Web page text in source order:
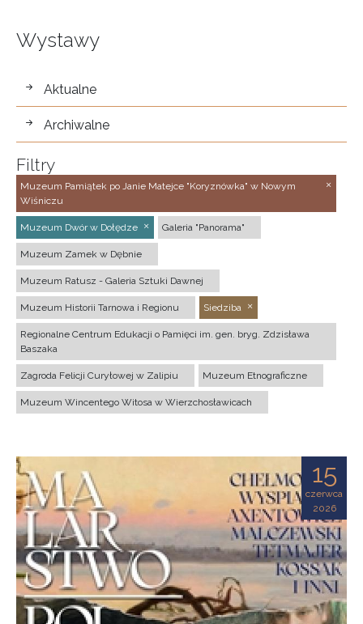
Wystawy
wystawy
Aktualne
Archiwalne
Filtry
Muzeum Pamiątek po Janie Matejce "Koryznówka" w Nowym
Wiśniczu
Muzeum Dwór w Dołędze Galeria "Panorama"
Muzeum Zamek w Dębnie
Muzeum Ratusz - Galeria Sztuki Dawnej
Muzeum Historii Tarnowa i Regionu Siedziba
Regionalne Centrum Edukacji o Pamięci im. gen. bryg. Zdzisława
Baszaka
Zagroda Felicji Curyłowej w Zalipiu Muzeum Etnograficzne
Muzeum Wincentego Witosa w Wierzchosławicach
15
czerwca
2026